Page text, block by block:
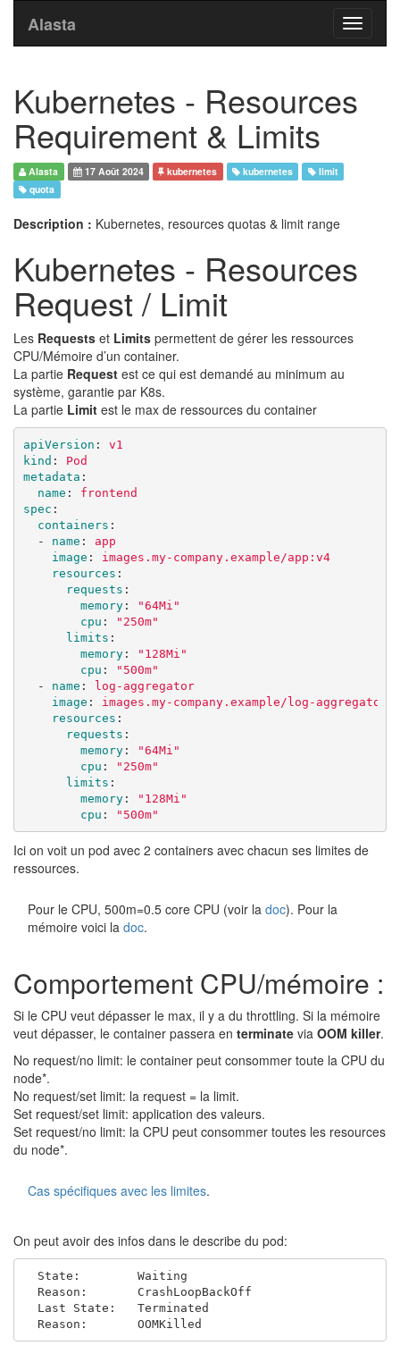
Toggle
Alasta
Kubernetes - Resources
Requirement & Limits
Alasta 17 Août 2024 kubernetes kubernetes
limit
quota
Description : Kubernetes, resources quotas & limit range
Kubernetes - Resources
Request / Limit
Les Requests et Limits permettent de gérer les ressources
CPU/Mémoire d’un container.
La partie Request est ce qui est demandé au minimum au
système, garantie par K8s.
La partie Limit est le max de ressources du container
apiVersion :
v1
kind :
Pod
metadata :
name :
frontend
spec :
containers :
-
name :
app
image :
images.my-company.example/app:v4
resources :
requests :
memory: "64Mi"
cpu : " 250m"
limits :
memory: " 128Mi"
cpu : " 500m"
-
name :
log-aggregator
image :
images.my-company.example/log-
resources :
requests :
memory: "64Mi"
cpu : " 250m"
limits :
memory: " 128Mi"
cpu : " 500m"
Ici on voit un pod avec 2 containers avec chacun ses limites de
ressources.
Pour le CPU, 500m=0.5 core CPU (voir la doc). Pour la
mémoire voici la doc.
Comportement CPU/mémoire :
Si le CPU veut dépasser le max, il y a du throttling. Si la mémoire
veut dépasser, le container passera en terminate via OOM killer.
No request/no limit: le container peut consommer toute la CPU du
node*.
No request/set limit: la request = la limit.
Set request/set limit: application des valeurs.
Set request/no limit: la CPU peut consommer toutes les resources
du node*.
Cas spécifiques avec les limites.
On peut avoir des infos dans le describe du pod:
  State:        Waiting
  Reason:       CrashLoopBackOff
  Last State:   Terminated